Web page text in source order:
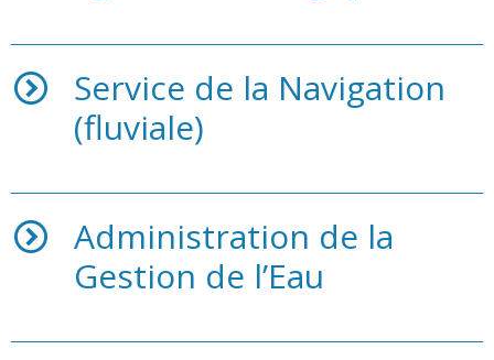
Service de la Navigation
(fluviale)
Administration de la
Gestion de l’Eau